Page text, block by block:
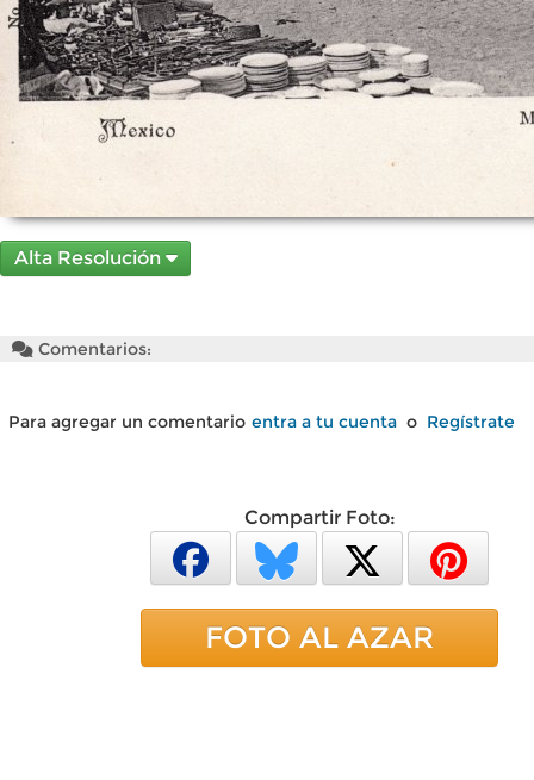
Alta Resolución
Comentarios:
Para agregar un comentario entra a tu cuenta o Regístrate
Compartir Foto:
FOTO AL AZAR